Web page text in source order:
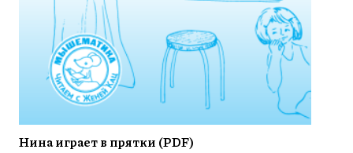
Нина играет в прятки (PDF)